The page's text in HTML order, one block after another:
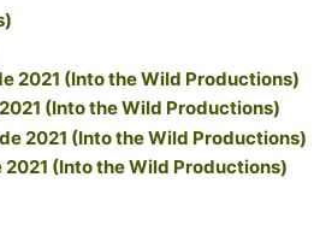
(Into the Wild Productions)
(Into the Wild Productions)